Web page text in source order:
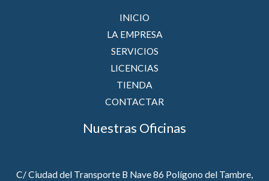
INICIO
LA EMPRESA
SERVICIOS
LICENCIAS
TIENDA
CONTACTAR
Nuestras Oficinas
C/ Ciudad del Transporte B Nave 86 Polígono del Tambre,